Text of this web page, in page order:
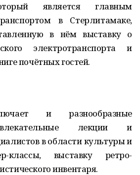
является главным
в Стерлитамаке,
в нём выставку о
электротранспорта и
почётных гостей.
и разнообразные
лекции и
в области культуры и
классы, выставку ретро-
инвентаря.